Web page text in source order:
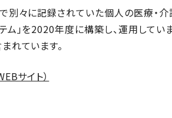
別々に記録されていた個人の医療・介
」を2020年度に構築し、運用してい
れています。
サイト）